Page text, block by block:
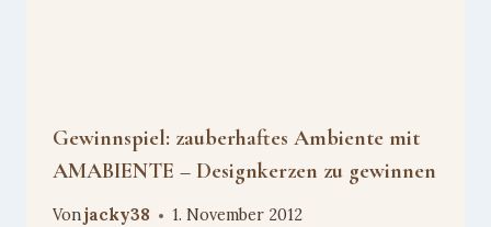
Gewinnspiel: zauberhaftes Ambiente mit
AMABIENTE – Designkerzen zu gewinnen
Vonjacky38 1. November 2012